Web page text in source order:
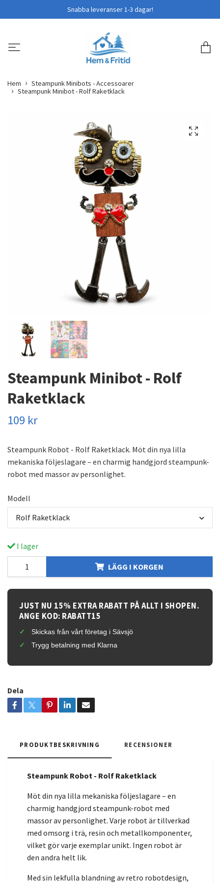
Snabba leveranser 1-3 dagar!
Hem
Steampunk Minibots - Accessoarer
Steampunk Minibot - Rolf Raketklack
Steampunk Minibot - Rolf
Raketklack
109 kr
Steampunk Robot - Rolf Raketklack. Möt din nya lilla
mekaniska följeslagare – en charmig handgjord steampunk-
robot med massor av personlighet.
Modell
Rolf Raketklack
I lager
LÄGG I KORGEN
JUST NU 15% EXTRA RABATT PÅ ALLT I SHOPEN.
ANGE KOD: RABATT15
Skickas från vårt företag i Sävsjö
Trygg betalning med Klarna
Dela
PRODUKTBESKRIVNING RECENSIONER
Steampunk Robot - Rolf Raketklack
Möt din nya lilla mekaniska följeslagare – en
charmig handgjord steampunk-robot med
massor av personlighet. Varje robot är tillverkad
med omsorg i trä, resin och metallkomponenter,
vilket gör varje exemplar unikt. Ingen robot är
den andra helt lik.
Med sin lekfulla blandning av retro robotdesign,